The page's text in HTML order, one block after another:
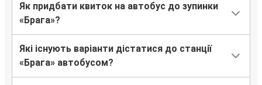
Як придбати квиток на автобус до зупинки
«Брага»?
Які існують варіанти дістатися до станції
«Брага» автобусом?